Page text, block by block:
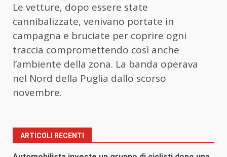
Le vetture, dopo essere state
cannibalizzate, venivano portate in
campagna e bruciate per coprire ogni
traccia compromettendo così anche
l’ambiente della zona. La banda operava
nel Nord della Puglia dallo scorso
novembre.
ARTICOLI RECENTI